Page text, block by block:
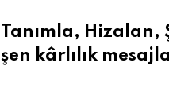
Hizalan,
kârlılık